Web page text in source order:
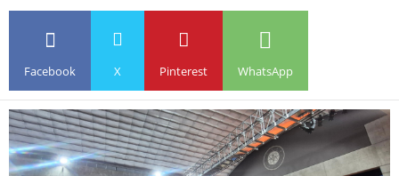
Facebook X Pinterest WhatsApp